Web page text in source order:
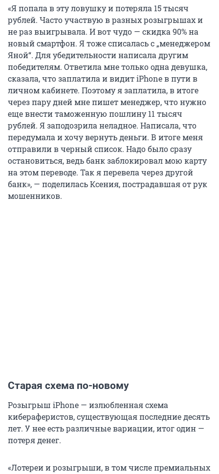
«Я попала в эту ловушку и потеряла 15 тысяч
рублей. Часто участвую в разных розыгрышах и
не раз выигрывала. И вот чудо — скидка 90% на
новый смартфон. Я тоже списалась с „менеджером
Яной“. Для убедительности написала другим
победителям. Ответила мне только одна девушка,
сказала, что заплатила и видит iPhone в пути в
личном кабинете. Поэтому я заплатила, в итоге
через пару дней мне пишет менеджер, что нужно
еще внести таможенную пошлину 11 тысяч
рублей. Я заподозрила неладное. Написала, что
передумала и хочу вернуть деньги. В итоге меня
отправили в черный список. Надо было сразу
остановиться, ведь банк заблокировал мою карту
на этом переводе. Так я перевела через другой
банк», — поделилась Ксения, пострадавшая от рук
мошенников.
Старая схема по-новому
Розыгрыш iPhone — излюбленная схема
кибераферистов, существующая последние десять
лет. У нее есть различные вариации, итог один —
потеря денег.
«Лотереи и розыгрыши, в том числе премиальных